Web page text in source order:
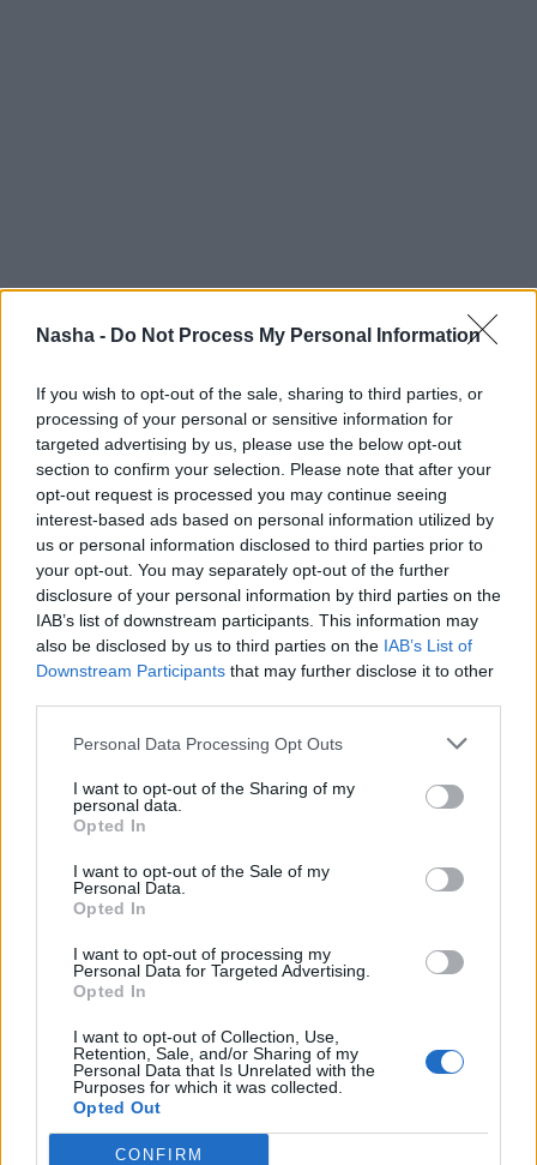
Nasha - Do Not Process My Personal Information
If you wish to opt-out of the sale, sharing to third parties, or
processing of your personal or sensitive information for
targeted advertising by us, please use the below opt-out
section to confirm your selection. Please note that after your
opt-out request is processed you may continue seeing
interest-based ads based on personal information utilized by
us or personal information disclosed to third parties prior to
your opt-out. You may separately opt-out of the further
disclosure of your personal information by third parties on the
IAB’s list of downstream participants. This information may
also be disclosed by us to third parties on the IAB’s List of
Downstream Participants that may further disclose it to other
Personal Data Processing Opt Outs
I want to opt-out of the Sharing of my
personal data.
Opted In
I want to opt-out of the Sale of my
Personal Data.
Opted In
I want to opt-out of processing my
Personal Data for Targeted Advertising.
Opted In
I want to opt-out of Collection, Use,
Retention, Sale, and/or Sharing of my
Personal Data that Is Unrelated with the
Purposes for which it was collected.
Opted Out
CONFIRM
САМЫЕ ЧИТАЕМЫЕ
LVRTC отвечает на вопросы об
изменениях, ожидающих часть общества
в конце года
Названысамые смертоносные
автомобили на дорогах: держим кулачки,
чтобы вы не нашли в списке свой
автомобиль